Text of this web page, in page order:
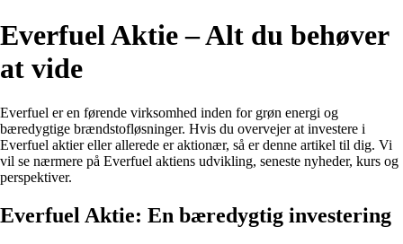
Everfuel Aktie – Alt du behøver
at vide
Everfuel er en førende virksomhed inden for grøn energi og
bæredygtige brændstofløsninger. Hvis du overvejer at investere i
Everfuel aktier eller allerede er aktionær, så er denne artikel til dig. Vi
vil se nærmere på Everfuel aktiens udvikling, seneste nyheder, kurs og
perspektiver.
Everfuel Aktie: En bæredygtig investering